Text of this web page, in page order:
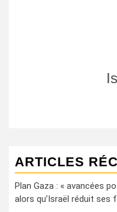
ARTICLES
Plan Gaza : « avancées
alors qu’Israël réduit ses